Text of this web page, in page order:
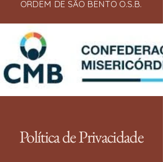
ORDEM DE SÃO BENTO O.S.B.
Política de Privacidade